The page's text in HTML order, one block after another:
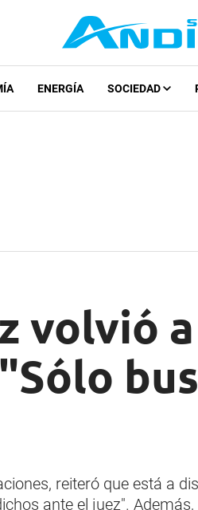
ENERGÍA SOCIEDAD
volvió
reiteró que está a
ante el juez".